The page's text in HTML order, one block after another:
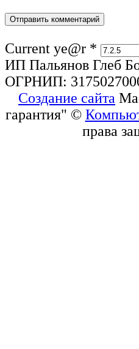
Current ye@r *
ИП Пальянов Глеб
ОГРНИП:
Создание сайта
гарантия" ©
права